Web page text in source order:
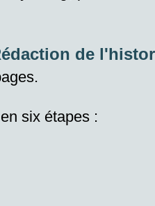
de
six étapes :